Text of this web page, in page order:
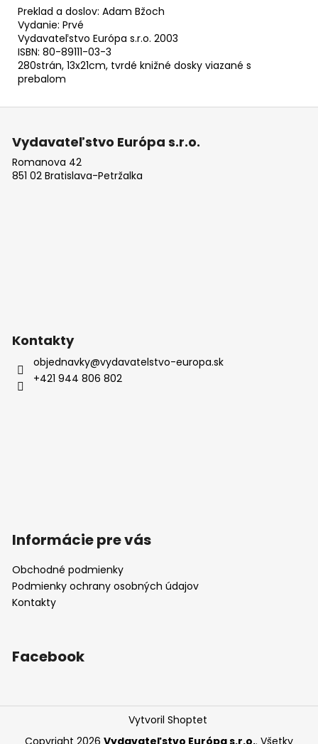
Preklad a doslov: Adam Bžoch
Vydanie: Prvé
Vydavateľstvo Európa s.r.o. 2003
ISBN: 80-89111-03-3
280strán, 13x21cm, tvrdé knižné dosky viazané s
prebalom
Vydavateľstvo Európa s.r.o.
Romanova 42
851 02 Bratislava-Petržalka
Kontakty
objednavky@vydavatelstvo-europa.sk
+421 944 806 802
Informácie pre vás
Obchodné podmienky
Podmienky ochrany osobných údajov
Kontakty
Facebook
Vytvoril Shoptet
Copyright 2026 Vydavateľstvo Európa s.r.o.. Všetky